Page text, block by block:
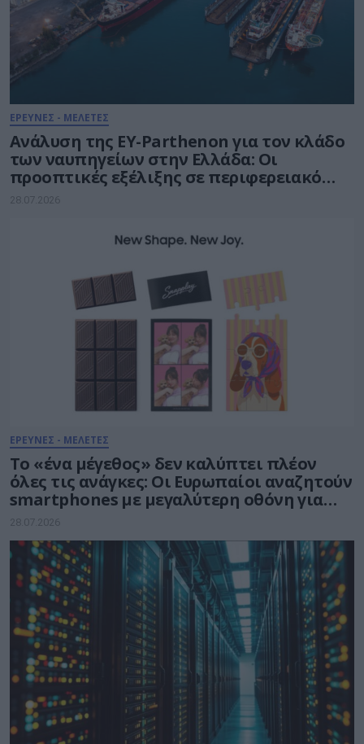
ΕΡΕΥΝΕΣ - ΜΕΛΕΤΕΣ
Ανάλυση της EY-Parthenon για τον κλάδο
των ναυπηγείων στην Ελλάδα: Οι
προοπτικές εξέλιξης σε περιφερειακό
ναυπηγοεπισκευαστικό κόμβο
28.07.2026
ΕΡΕΥΝΕΣ - ΜΕΛΕΤΕΣ
Το «ένα μέγεθος» δεν καλύπτει πλέον
όλες τις ανάγκες: Οι Ευρωπαίοι αναζητούν
smartphones με μεγαλύτερη οθόνη για
την ολοκλήρωση πολύπλοκων εργασιών
28.07.2026